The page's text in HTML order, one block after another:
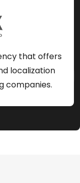
that offers
localization
companies.